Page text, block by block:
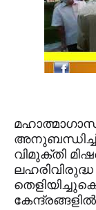
വിമുക്തി
ലഹരിവിരുദ്ധ